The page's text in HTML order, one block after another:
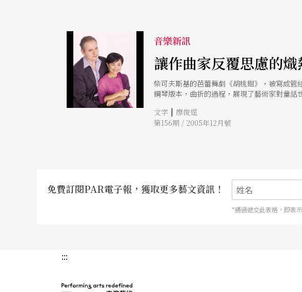
音樂新訊
讓作曲家反覆思慮的熾
柴可夫斯基的芭蕾舞劇《胡桃鉗》，被寫成
鋼琴版本，曲折的過程，展現了藝術家對童
名的旋律《我們手拉手到那邊去》及《飲酒歌
情」、「親情」的反覆思慮，將一一展現在「
文字 | 廖俊逞
第156期 / 2005年12月號
免費訂閱PAR電子報，獲取更多藝文資訊！
*通過遞交此表格，即表
:::